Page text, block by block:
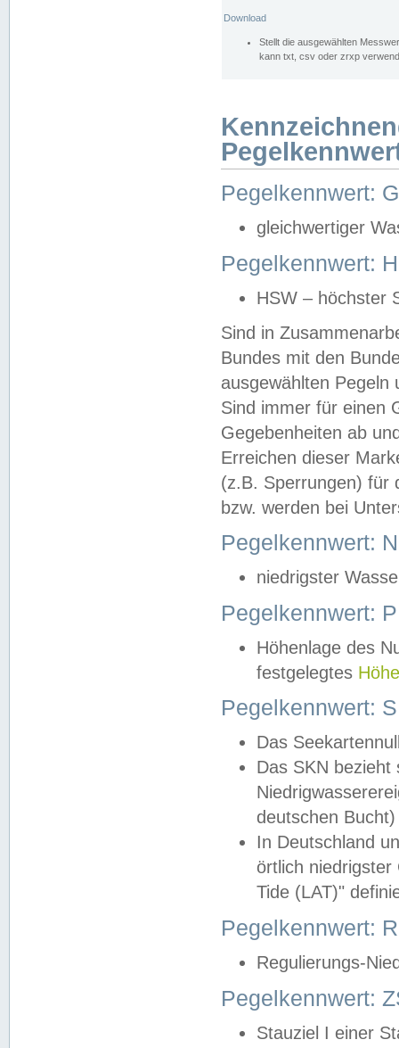
Download
Stellt die ausgewählten
kann txt, csv oder zrxp
Pegelkennwert:
gleichwertiger
Pegelkennwert:
HSW – höchster
Sind in
Bundes mit den
ausgewählten
Sind immer für einen
Gegebenheiten ab
Erreichen dieser
(z.B. Sperrungen) für
bzw. werden bei
Pegelkennwert:
niedrigster
Pegelkennwert:
Höhenlage des
festgelegtes
Pegelkennwert:
Das
Das SKN
deutschen
In Deutschland
örtlich
Tide (LAT)"
Pegelkennwert:
Regulierungs-
Pegelkennwert:
Stauziel I einer